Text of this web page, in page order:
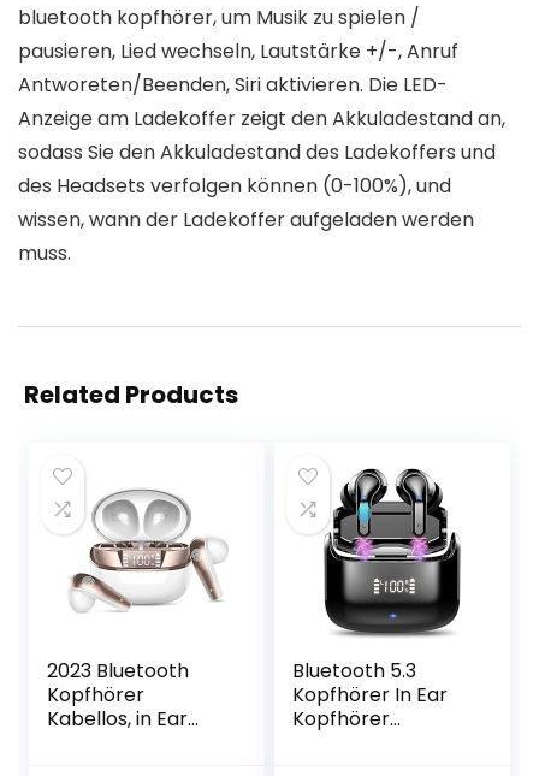
bluetooth kopfhörer, um Musik zu spielen /
pausieren, Lied wechseln, Lautstärke +/-, Anruf
Antworeten/Beenden, Siri aktivieren. Die LED-
Anzeige am Ladekoffer zeigt den Akkuladestand an,
sodass Sie den Akkuladestand des Ladekoffers und
des Headsets verfolgen können (0-100%), und
wissen, wann der Ladekoffer aufgeladen werden
muss.
Related Products
2023 Bluetooth
Kopfhörer
Kabellos, in Ear
Bluetooth 5.3
Kopfhörer In Ear
Kopfhörer